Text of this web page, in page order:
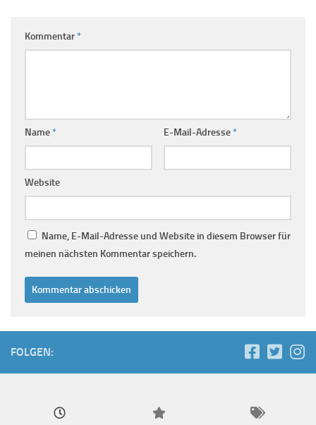
Kommentar*
Name* E-Mail-Adresse*
Website
Name, E-Mail-Adresse und Website in diesem Browser für
meinen nächsten Kommentar speichern.
FOLGEN: